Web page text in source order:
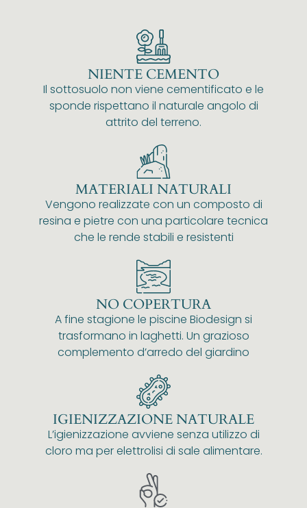
NIENTE CEMENTO
Il sottosuolo non viene cementificato e le
sponde rispettano il naturale angolo di
attrito del terreno.
MATERIALI NATURALI
Vengono realizzate con un composto di
resina e pietre con una particolare tecnica
che le rende stabili e resistenti
NO COPERTURA
A fine stagione le piscine Biodesign si
trasformano in laghetti. Un grazioso
complemento d’arredo del giardino
IGIENIZZAZIONE NATURALE
L’igienizzazione avviene senza utilizzo di
cloro ma per elettrolisi di sale alimentare.